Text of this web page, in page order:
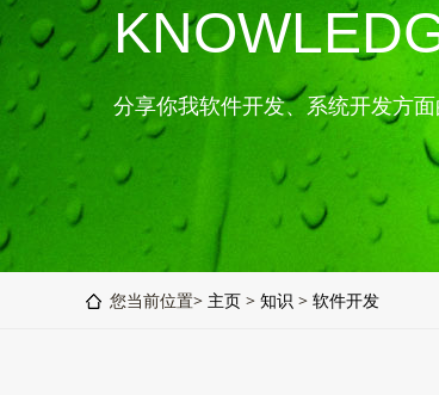
分享你我软件开发、系统开发方
您当前位置> 主页 > 知识 > 软件开发